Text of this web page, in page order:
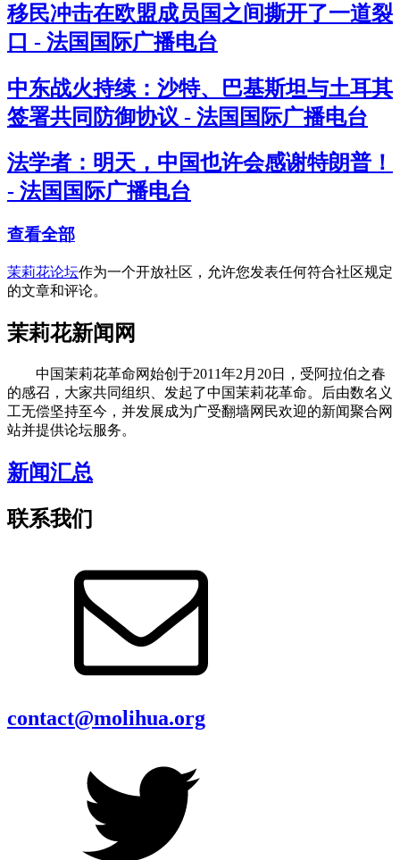
移民冲击在欧盟成员国之间撕开了一道裂
口 - 法国国际广播电台
中东战火持续：沙特、巴基斯坦与土耳其
签署共同防御协议 - 法国国际广播电台
法学者：明天，中国也许会感谢特朗普！
- 法国国际广播电台
查看全部
茉莉花论坛作为一个开放社区，允许您发表任何符合社区规定
的文章和评论。
茉莉花新闻网
中国茉莉花革命网始创于2011年2月20日，受阿拉伯之春
的感召，大家共同组织、发起了中国茉莉花革命。后由数名义
工无偿坚持至今，并发展成为广受翻墙网民欢迎的新闻聚合网
站并提供论坛服务。
新闻汇总
联系我们
contact@molihua.org